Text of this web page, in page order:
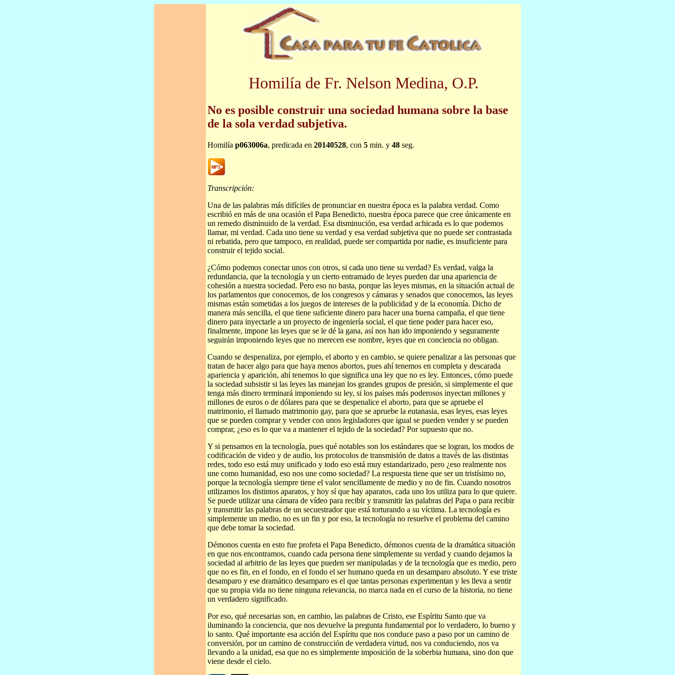
Homilía de Fr. Nelson Medina, O.P.
No es posible construir una sociedad humana sobre la base
de la sola verdad subjetiva.
Homilía p063006a, predicada en 20140528, con 5 min. y 48 seg.
Transcripción:
Una de las palabras más difíciles de pronunciar en nuestra época es la palabra verdad. Como
escribió en más de una ocasión el Papa Benedicto, nuestra época parece que cree únicamente en
un remedo disminuido de la verdad. Esa disminución, esa verdad achicada es lo que podemos
llamar, mi verdad. Cada uno tiene su verdad y esa verdad subjetiva que no puede ser contrastada
ni rebatida, pero que tampoco, en realidad, puede ser compartida por nadie, es insuficiente para
construir el tejido social.
¿Cómo podemos conectar unos con otros, si cada uno tiene su verdad? Es verdad, valga la
redundancia, que la tecnología y un cierto entramado de leyes pueden dar una apariencia de
cohesión a nuestra sociedad. Pero eso no basta, porque las leyes mismas, en la situación actual de
los parlamentos que conocemos, de los congresos y cámaras y senados que conocemos, las leyes
mismas están sometidas a los juegos de intereses de la publicidad y de la economía. Dicho de
manera más sencilla, el que tiene suficiente dinero para hacer una buena campaña, el que tiene
dinero para inyectarle a un proyecto de ingeniería social, el que tiene poder para hacer eso,
finalmente, impone las leyes que se le dé la gana, así nos han ido imponiendo y seguramente
seguirán imponiendo leyes que no merecen ese nombre, leyes que en conciencia no obligan.
Cuando se despenaliza, por ejemplo, el aborto y en cambio, se quiere penalizar a las personas que
tratan de hacer algo para que haya menos abortos, pues ahí tenemos en completa y descarada
apariencia y aparición, ahí tenemos lo que significa una ley que no es ley. Entonces, cómo puede
la sociedad subsistir si las leyes las manejan los grandes grupos de presión, si simplemente el que
tenga más dinero terminará imponiendo su ley, si los países más poderosos inyectan millones y
millones de euros o de dólares para que se despenalice el aborto, para que se apruebe el
matrimonio, el llamado matrimonio gay, para que se apruebe la eutanasia, esas leyes, esas leyes
que se pueden comprar y vender con unos legisladores que igual se pueden vender y se pueden
comprar, ¿eso es lo que va a mantener el tejido de la sociedad? Por supuesto que no.
Y si pensamos en la tecnología, pues qué notables son los estándares que se logran, los modos de
codificación de video y de audio, los protocolos de transmisión de datos a través de las distintas
redes, todo eso está muy unificado y todo eso está muy estandarizado, pero ¿eso realmente nos
une como humanidad, eso nos une como sociedad? La respuesta tiene que ser un tristísimo no,
porque la tecnología siempre tiene el valor sencillamente de medio y no de fin. Cuando nosotros
utilizamos los distintos aparatos, y hoy sí que hay aparatos, cada uno los utiliza para lo que quiere.
Se puede utilizar una cámara de vídeo para recibir y transmitir las palabras del Papa o para recibir
y transmitir las palabras de un secuestrador que está torturando a su víctima. La tecnología es
simplemente un medio, no es un fin y por eso, la tecnología no resuelve el problema del camino
que debe tomar la sociedad.
Démonos cuenta en esto fue profeta el Papa Benedicto, démonos cuenta de la dramática situación
en que nos encontramos, cuando cada persona tiene simplemente su verdad y cuando dejamos la
sociedad al arbitrio de las leyes que pueden ser manipuladas y de la tecnología que es medio, pero
que no es fin, en el fondo, en el fondo el ser humano queda en un desamparo absoluto. Y ese triste
desamparo y ese dramático desamparo es el que tantas personas experimentan y les lleva a sentir
que su propia vida no tiene ninguna relevancia, no marca nada en el curso de la historia, no tiene
un verdadero significado.
Por eso, qué necesarias son, en cambio, las palabras de Cristo, ese Espíritu Santo que va
iluminando la conciencia, que nos devuelve la pregunta fundamental por lo verdadero, lo bueno y
lo santo. Qué importante esa acción del Espíritu que nos conduce paso a paso por un camino de
conversión, por un camino de construcción de verdadera virtud, nos va conduciendo, nos va
llevando a la unidad, esa que no es simplemente imposición de la soberbia humana, sino don que
viene desde el cielo.